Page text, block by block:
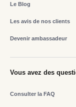
Le Blog
Les avis de nos clients
Devenir ambassadeur
Vous avez des
Consulter la FAQ